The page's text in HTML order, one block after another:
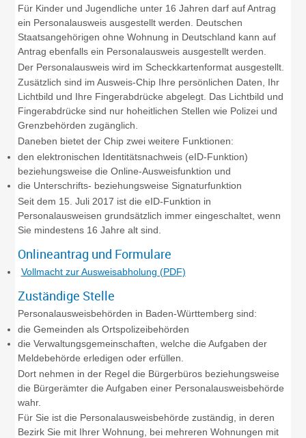
Für Kinder und Jugendliche unter 16 Jahren darf auf Antrag
ein Personalausweis ausgestellt werden. Deutschen
Staatsangehörigen ohne Wohnung in Deutschland kann auf
Antrag ebenfalls ein Personalausweis ausgestellt werden.
Der Personalausweis wird im Scheckkartenformat ausgestellt.
Zusätzlich sind im Ausweis-Chip Ihre persönlichen Daten, Ihr
Lichtbild und Ihre Fingerabdrücke abgelegt. Das Lichtbild und
Fingerabdrücke sind nur hoheitlichen Stellen wie Polizei und
Grenzbehörden zugänglich.
Daneben bietet der Chip zwei weitere Funktionen:
den elektronischen Identitätsnachweis (eID-Funktion)
beziehungsweise die Online-Ausweisfunktion und
die Unterschrifts- beziehungsweise Signaturfunktion
Seit dem 15. Juli 2017 ist die eID-Funktion in
Personalausweisen grundsätzlich immer eingeschaltet, wenn
Sie mindestens 16 Jahre alt sind.
Onlineantrag und Formulare
Vollmacht zur Ausweisabholung (PDF)
Zuständige Stelle
Personalausweisbehörden in Baden-Württemberg sind:
die Gemeinden als Ortspolizeibehörden
die Verwaltungsgemeinschaften, welche die Aufgaben der
Meldebehörde erledigen oder erfüllen.
Dort nehmen in der Regel die Bürgerbüros beziehungsweise
die Bürgerämter die Aufgaben einer Personalausweisbehörde
wahr.
Für Sie ist die Personalausweisbehörde zuständig, in deren
Bezirk Sie mit Ihrer Wohnung, bei mehreren Wohnungen mit